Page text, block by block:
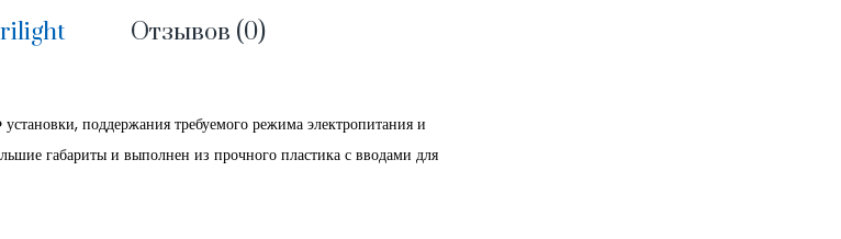
Отзывов (0)
поддержания требуемого режима электропитания и
габариты и выполнен из прочного пластика с вводами для